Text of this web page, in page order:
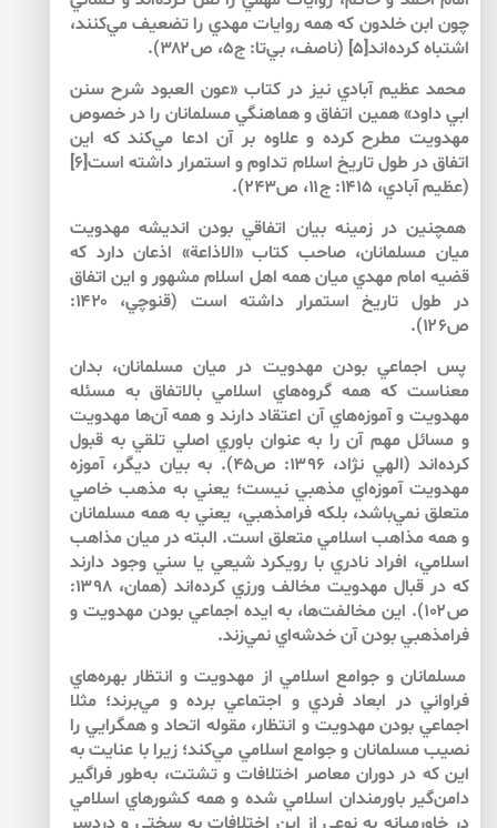
چون ابن خلدون كه همه روايات مهدي را تضعيف مي‌‌كنند،
اشتباه كرده‌‌اند[۵] (ناصف، بي‌‌تا: ج۵، ص۳۸۲).
محمد عظيم آبادي نيز در كتاب «عون العبود شرح سنن
ابي داود» همين اتفاق و هماهنگي مسلمانان را در خصوص
مهدويت مطرح كرده و علاوه بر آن ادعا مي‌‌كند كه اين
اتفاق در طول تاريخ اسلام تداوم و استمرار داشته است[۶]
(عظيم آبادي، ۱۴۱۵: ج۱۱، ص۲۴۳).
همچنين در زمينه بيان اتفاقي بودن انديشه مهدويت
ميان مسلمانان، صاحب كتاب «الاذاعة» اذعان دارد كه
قضيه امام مهدي ميان همه اهل اسلام مشهور و اين اتفاق
در طول تاريخ استمرار داشته است (قنوچي، ۱۴۲۰:
ص۱۲۶).
پس اجماعي بودن مهدويت در ميان مسلمانان، بدان
معناست كه همه گروه‌‌هاي اسلامي بالاتفاق به مسئله
مهدويت و آموزه‌‌هاي آن اعتقاد دارند و همه آن‌‌ها مهدويت
و مسائل مهم آن را به عنوان باوري اصلي تلقي به قبول
كرده‌اند (الهي نژاد، ۱۳۹۶: ص۴۵). به بيان ديگر، آموزه
مهدويت آموزه‌اي مذهبي نيست؛ يعني به مذهب خاصي
متعلق نمي‌‌باشد، بلكه فرامذهبي، يعني به همه مسلمانان
و همه مذاهب اسلامي متعلق است. البته در ميان مذاهب
اسلامي، افراد نادري با رويكرد شيعي يا سني وجود دارند
كه در قبال مهدويت مخالف ورزي كرده‌اند (همان، ۱۳۹۸:
ص۱۰۲). اين مخالفت‌‌ها، به ايده اجماعي بودن مهدويت و
فرامذهبي بودن آن خدشه‌اي نمي‌‌زند.
مسلمانان و جوامع اسلامي از مهدويت و انتظار بهره‌‌هاي
فراواني در ابعاد فردي و اجتماعي برده و مي‌‌برند؛ مثلا
اجماعي بودن مهدويت و انتظار، مقوله اتحاد و همگرايي را
نصيب مسلمانان و جوامع اسلامي مي‌‌كند؛ زيرا با عنايت به
اين كه در دوران معاصر اختلافات و تشتت، به‌‌طور فراگير
دامن‌‌گير باورمندان اسلامي شده و همه كشورهاي اسلامي